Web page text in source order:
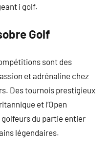
i golf.
Golf
sont des
et adrénaline chez
Des tournois prestigieux
et l’Open
du partie entier
légendaires.